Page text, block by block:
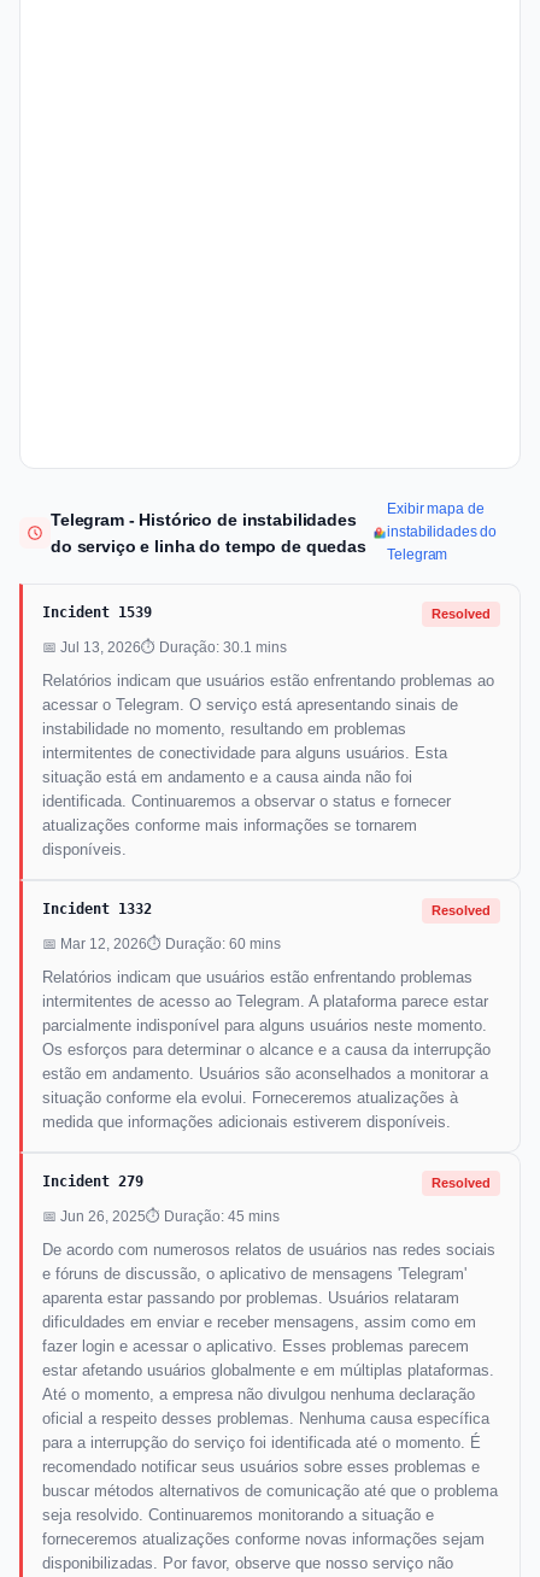
Telegram - Histórico de instabilidades
do serviço e linha do tempo de quedas
Exibir mapa de
instabilidades do
Telegram
Incident 1539 Resolved
📅 Jul 13, 2026⏱ Duração: 30.1 mins
Relatórios indicam que usuários estão enfrentando problemas ao
acessar o Telegram. O serviço está apresentando sinais de
instabilidade no momento, resultando em problemas
intermitentes de conectividade para alguns usuários. Esta
situação está em andamento e a causa ainda não foi
identificada. Continuaremos a observar o status e fornecer
atualizações conforme mais informações se tornarem
disponíveis.
Incident 1332 Resolved
📅 Mar 12, 2026⏱ Duração: 60 mins
Relatórios indicam que usuários estão enfrentando problemas
intermitentes de acesso ao Telegram. A plataforma parece estar
parcialmente indisponível para alguns usuários neste momento.
Os esforços para determinar o alcance e a causa da interrupção
estão em andamento. Usuários são aconselhados a monitorar a
situação conforme ela evolui. Forneceremos atualizações à
medida que informações adicionais estiverem disponíveis.
Incident 279 Resolved
📅 Jun 26, 2025⏱ Duração: 45 mins
De acordo com numerosos relatos de usuários nas redes sociais
e fóruns de discussão, o aplicativo de mensagens 'Telegram'
aparenta estar passando por problemas. Usuários relataram
dificuldades em enviar e receber mensagens, assim como em
fazer login e acessar o aplicativo. Esses problemas parecem
estar afetando usuários globalmente e em múltiplas plataformas.
Até o momento, a empresa não divulgou nenhuma declaração
oficial a respeito desses problemas. Nenhuma causa específica
para a interrupção do serviço foi identificada até o momento. É
recomendado notificar seus usuários sobre esses problemas e
buscar métodos alternativos de comunicação até que o problema
seja resolvido. Continuaremos monitorando a situação e
forneceremos atualizações conforme novas informações sejam
disponibilizadas. Por favor, observe que nosso serviço não